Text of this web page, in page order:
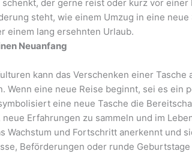
schenkt, der gerne reist oder kurz vor einer
steht, wie einem Umzug in eine neue
einem lang ersehnten Urlaub.
Neuanfang
kann das Verschenken einer Tasche
Wenn eine neue Reise beginnt, sei es ein
eine neue Tasche die
neue Erfahrungen zu sammeln und im
Wachstum und Fortschritt anerkennt und
Beförderungen oder runde